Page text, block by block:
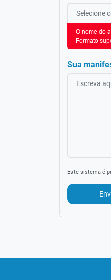
O nome do
Formato
Sua
Este sistema é